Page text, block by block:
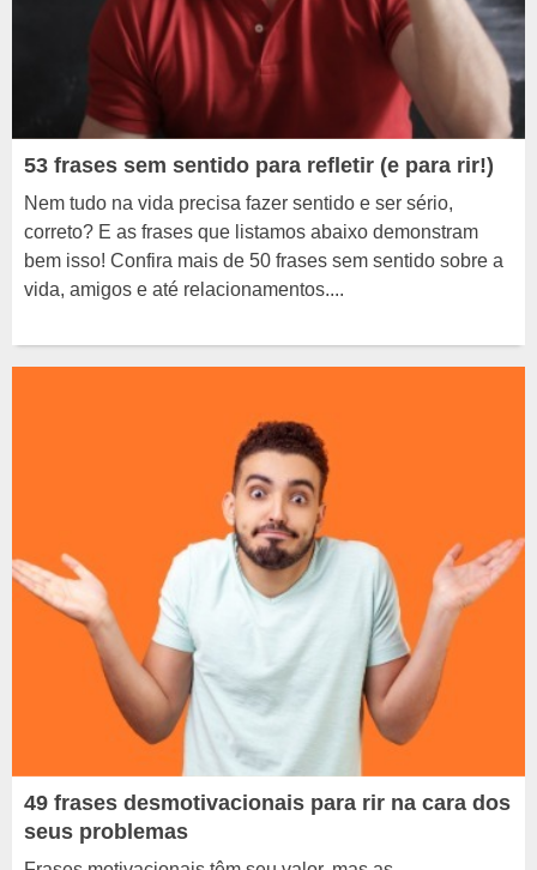
53 frases sem sentido para refletir (e para rir!)
Nem tudo na vida precisa fazer sentido e ser sério,
correto? E as frases que listamos abaixo demonstram
bem isso! Confira mais de 50 frases sem sentido sobre a
vida, amigos e até relacionamentos....
49 frases desmotivacionais para rir na cara dos
seus problemas